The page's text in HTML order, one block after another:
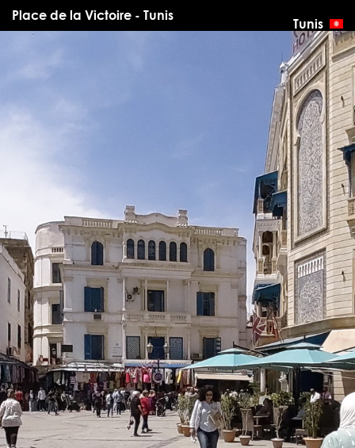
Place de la Victoire - Tunis
Tunis